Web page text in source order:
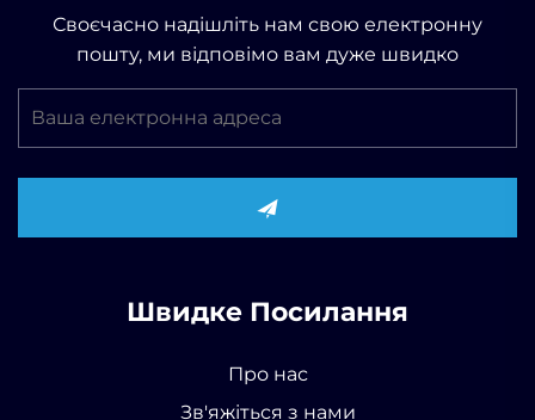
Своєчасно надішліть нам свою електронну
пошту, ми відповімо вам дуже швидко
Швидке Посилання
Про нас
Зв'яжіться з нами